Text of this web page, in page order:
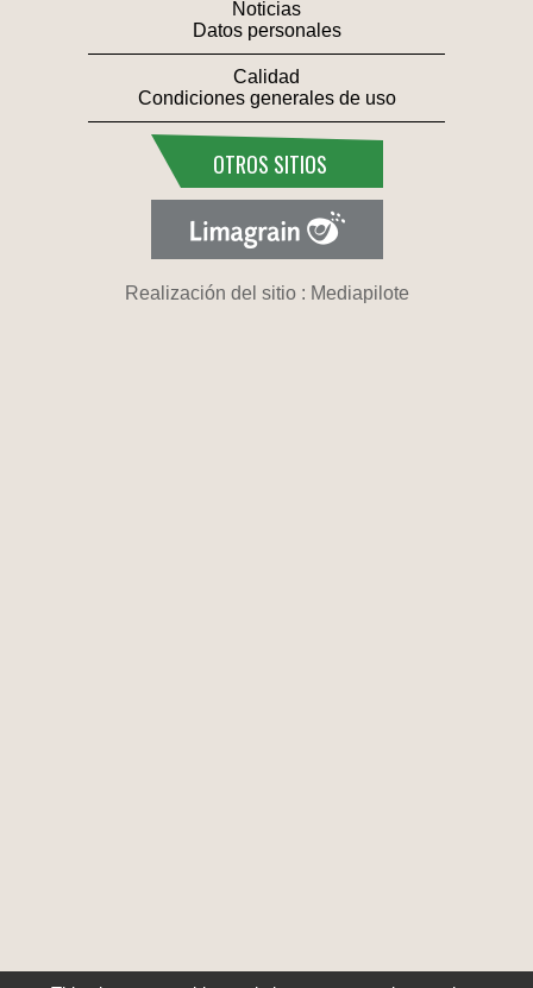
Noticias
Datos personales
Calidad
Condiciones generales de uso
OTROS SITIOS
Realización del sitio : Mediapilote